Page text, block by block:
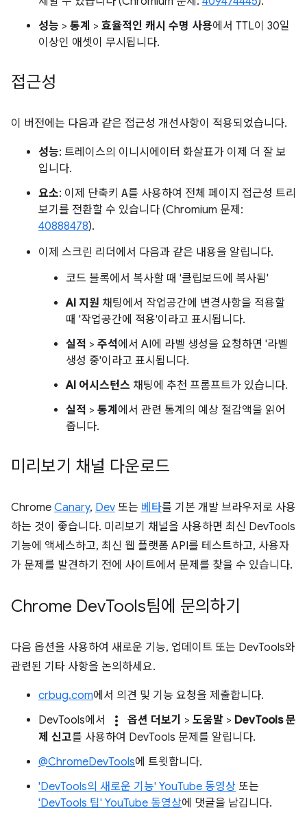
성능 > 통계 > 효율적인 캐시 수명 사용에서 TTL이 30일
이상인 애셋이 무시됩니다.
접근성
이 버전에는 다음과 같은 접근성 개선사항이 적용되었습니다.
성능: 트레이스의 이니시에이터 화살표가 이제 더 잘 보
입니다.
요소: 이제 단축키 A를 사용하여 전체 페이지 접근성 트리
보기를 전환할 수 있습니다 (Chromium 문제:
40888478).
이제 스크린 리더에서 다음과 같은 내용을 알립니다.
코드 블록에서 복사할 때 '클립보드에 복사됨'
AI 지원 채팅에서 작업공간에 변경사항을 적용할
때 '작업공간에 적용'이라고 표시됩니다.
실적 > 주석에서 AI에 라벨 생성을 요청하면 '라벨
생성 중'이라고 표시됩니다.
AI 어시스턴스 채팅에 추천 프롬프트가 있습니다.
실적 > 통계 에서 관련 통계의 예상 절감액을 읽어
줍니다.
미리보기 채널 다운로드
Chrome Canary, Dev 또는 베타를 기본 개발 브라우저로 사용
하는 것이 좋습니다. 미리보기 채널을 사용하면 최신 DevTools
기능에 액세스하고, 최신 웹 플랫폼 API를 테스트하고, 사용자
가 문제를 발견하기 전에 사이트에서 문제를 찾을 수 있습니다.
Chrome DevTools팀에 문의하기
다음 옵션을 사용하여 새로운 기능, 업데이트 또는 DevTools와
관련된 기타 사항을 논의하세요.
crbug.com에서 의견 및 기능 요청을 제출합니다.
DevTools에서
more_vert 옵션 더보기 > 도움말 > DevTools 문
제 신고를 사용하여 DevTools 문제를 알립니다.
@ChromeDevTools에 트윗합니다.
'DevTools의 새로운 기능' YouTube 동영상 또는
'DevTools 팁' YouTube 동영상에 댓글을 남깁니다.